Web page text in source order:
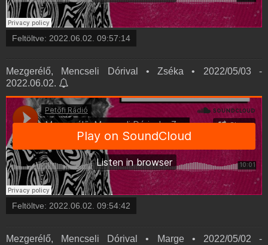
Feltöltve: 2022.06.02. 09:57:14
Mezgerélő, Mencseli Dórival • Zséka • 2022/05/03 -
2022.06.02.
Feltöltve: 2022.06.02. 09:54:42
Mezgerélő, Mencseli Dórival • Marge • 2022/05/02 -